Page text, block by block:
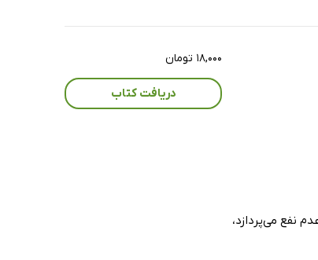
نفع می‌پردازد،
۱۸,۰۰۰ تومان
دریافت کتاب